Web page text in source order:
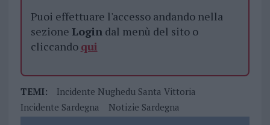
Puoi effettuare l'accesso andando nella
sezione Logindal menù del sito o
cliccando qui
TEMI:
Incidente Nughedu Santa Vittoria
Incidente Sardegna
Notizie Sardegna